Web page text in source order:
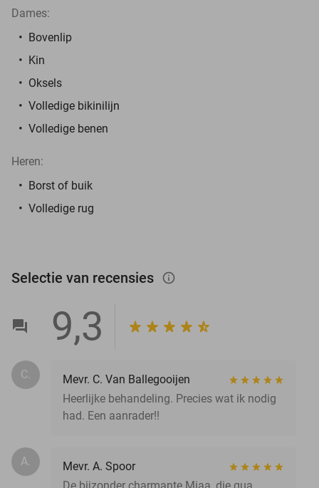
Dames:
Bovenlip
Kin
Oksels
Volledige bikinilijn
Volledige benen
Heren:
Borst of buik
Volledige rug
Selectie van recensies info_outlined
9,3
C.
Mevr. C. Van Ballegooijen
Heerlijke behandeling. Precies wat ik nodig
had. Een aanrader!!
A.
Mevr. A. Spoor